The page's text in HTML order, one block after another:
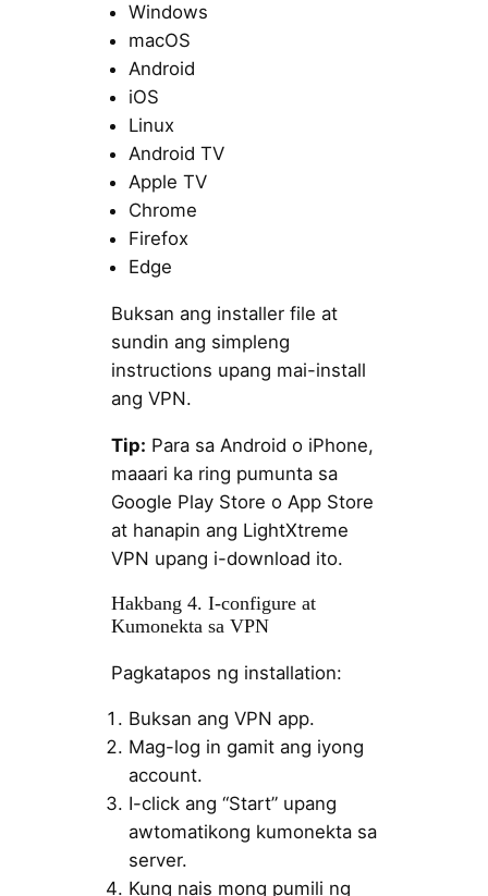
Windows
macOS
Android
iOS
Linux
Android TV
Apple TV
Chrome
Firefox
Edge
Buksan ang installer file at
sundin ang simpleng
instructions upang mai-install
ang VPN.
Tip: Para sa Android o iPhone,
maaari ka ring pumunta sa
Google Play Store o App Store
at hanapin ang LightXtreme
VPN upang i-download ito.
Hakbang 4. I-configure at
Kumonekta sa VPN
Pagkatapos ng installation:
Buksan ang VPN app.
Mag-log in gamit ang iyong
account.
I-click ang “Start” upang
awtomatikong kumonekta sa
server.
Kung nais mong pumili ng